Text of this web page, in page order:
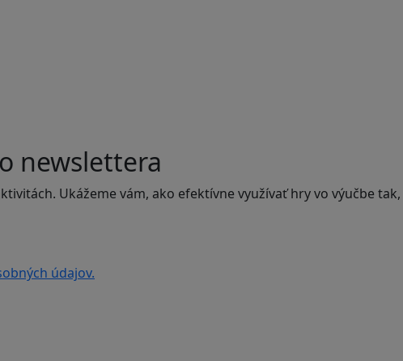
newslettera
Ukážeme vám, ako efektívne využívať hry vo výučbe
údajov.